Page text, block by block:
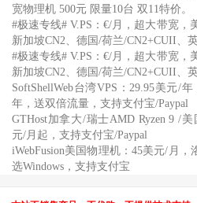
宽物理机 500元 限量10台 双11特价。
#极速专线# V.PS：€/月，超大带宽，
新加坡CN2、德国/荷兰/CN2+CUII、
#极速专线# V.PS：€/月，超大带宽，
新加坡CN2、德国/荷兰/CN2+CUII、
SoftShellWeb台湾VPS：29.95美元/
年，送双倍流量，支持支付宝/Paypal
GTHost加拿大/瑞士AMD Ryzen 9 /
元/月起，支持支付宝/Paypal
iWebFusion美国物理机：45美元/月
选Windows，支持支付宝